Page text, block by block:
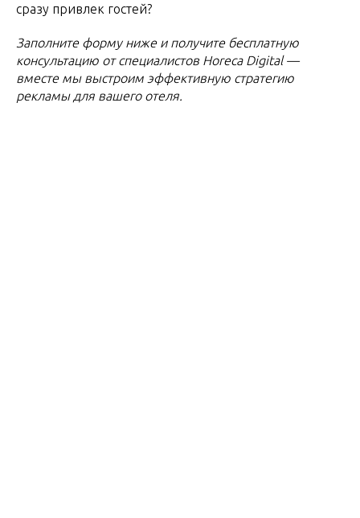
сразу привлек гостей?
Заполните форму ниже и получите бесплатную
консультацию от специалистов Horeca Digital —
вместе мы выстроим эффективную стратегию
рекламы для вашего отеля.